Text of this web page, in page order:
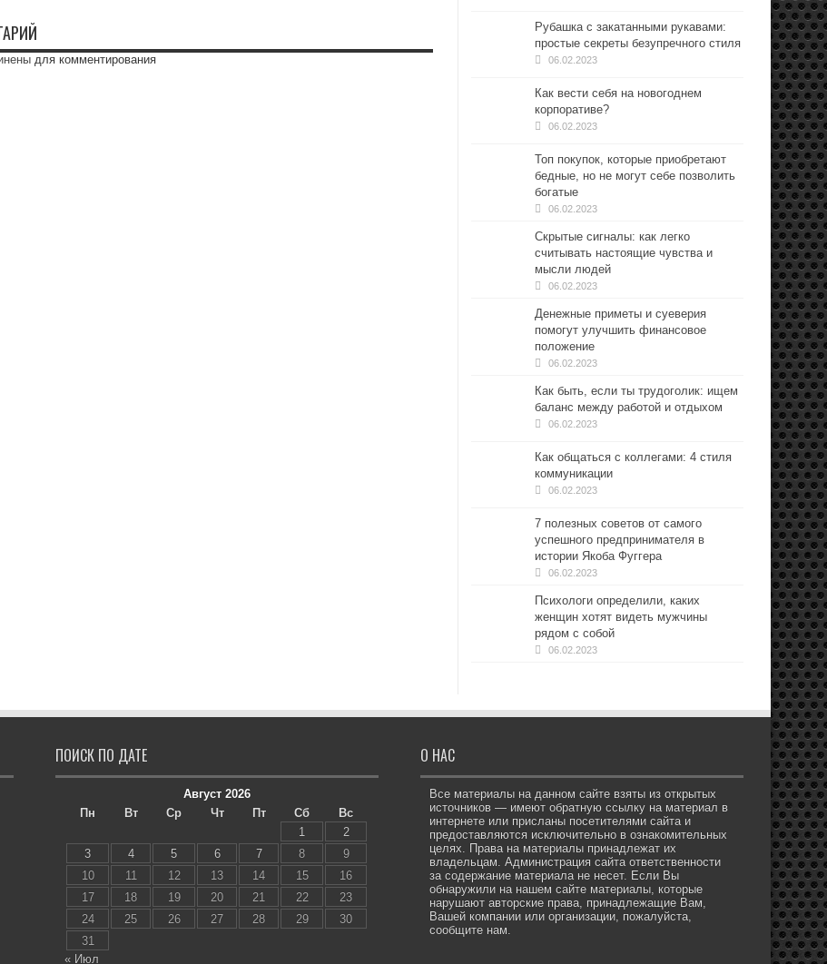
для комментирования
Рубашка с закатанными рукавами:
простые секреты безупречного стиля
06.02.2023
Как вести себя на новогоднем
корпоративе?
06.02.2023
Топ покупок, которые приобретают
бедные, но не могут себе позволить
богатые
06.02.2023
Скрытые сигналы: как легко
считывать настоящие чувства и
мысли людей
06.02.2023
Денежные приметы и суеверия
помогут улучшить финансовое
положение
06.02.2023
Как быть, если ты трудоголик: ищем
баланс между работой и отдыхом
06.02.2023
Как общаться с коллегами: 4 стиля
коммуникации
06.02.2023
7 полезных советов от самого
успешного предпринимателя в
истории Якоба Фуггера
06.02.2023
Психологи определили, каких
женщин хотят видеть мужчины
рядом с собой
06.02.2023
ПОИСК ПО ДАТЕ
Август 2026
Пн
Вт Ср Чт Пт Сб
Вс
1
2
3
4 5 6 7 8
9
10
11 12 13 14 15
16
17
18 19 20 21 22
23
24
25 26 27 28 29
30
31
« Июл
О НАС
Все материалы на данном сайте взяты из открытых
источников — имеют обратную ссылку на материал в
интернете или присланы посетителями сайта и
предоставляются исключительно в ознакомительных
целях. Права на материалы принадлежат их
владельцам. Администрация сайта ответственности
за содержание материала не несет. Если Вы
обнаружили на нашем сайте материалы, которые
нарушают авторские права, принадлежащие Вам,
Вашей компании или организации, пожалуйста,
сообщите нам.